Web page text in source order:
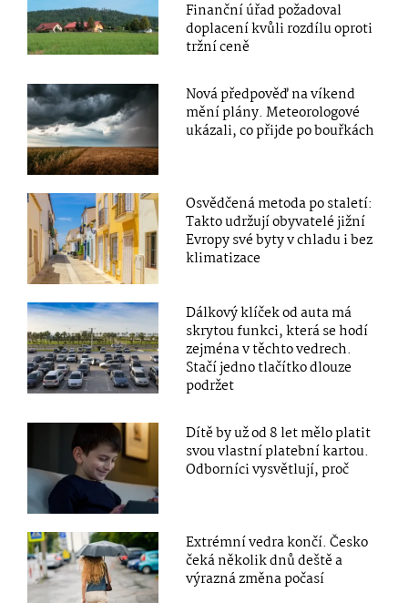
Finanční úřad požadoval
doplacení kvůli rozdílu oproti
tržní ceně
Nová předpověď na víkend
mění plány. Meteorologové
ukázali, co přijde po bouřkách
Osvědčená metoda po staletí:
Takto udržují obyvatelé jižní
Evropy své byty v chladu i bez
klimatizace
Dálkový klíček od auta má
skrytou funkci, která se hodí
zejména v těchto vedrech.
Stačí jedno tlačítko dlouze
podržet
Dítě by už od 8 let mělo platit
svou vlastní platební kartou.
Odborníci vysvětlují, proč
Extrémní vedra končí. Česko
čeká několik dnů deště a
výrazná změna počasí